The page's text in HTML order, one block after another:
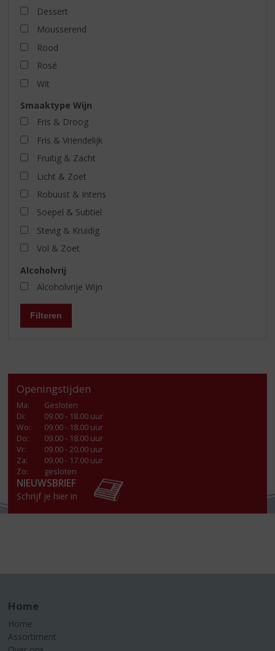
Dessert
Mousserend
Rood
Rosé
Wit
Smaaktype Wijn
Fris & Droog
Fris & Vriendelijk
Fruitig & Zacht
Licht & Zoet
Robuust & Intens
Soepel & Subtiel
Stevig & Kruidig
Vol & Zoet
Alcoholvrij
Alcoholvrije Wijn
Filteren
Openingstijden
Ma:
Gesloten
Di:
09.00 - 18.00 uur
Wo:
09.00 - 18.00 uur
Do:
09.00 - 18.00 uur
Vr:
09.00 - 20.00 uur
Za:
09.00 - 17.00 uur
Zo:
gesloten
NIEUWSBRIEF
Schrijf je hier in
Home
Home
Assortiment